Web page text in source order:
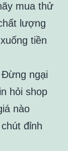
mua thử
lượng
tiền
Đừng ngại
hỏi shop
nào
đỉnh